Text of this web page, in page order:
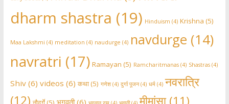
dharm shastra (19) Hinduism (4) Krishna (5)
Maa Lakshmi (4) meditation (4) naudurge (4) navdurge (14)
navratri (17) Ramayan (5) Ramcharitmanas(4) Shastras(4)
Shiv(6) videos (6) कथा(5) गणेश(4) दुर्गा पूजन(4) धर्म(4) नवरात्रि
(12)
मीमांसा(11)